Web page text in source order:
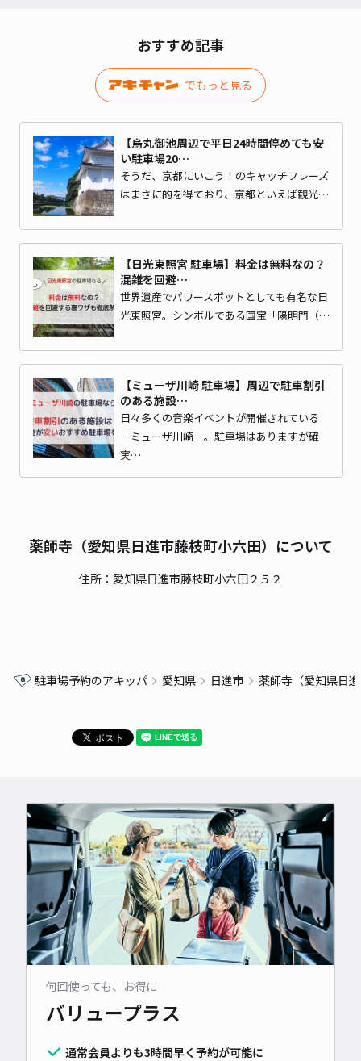
おすすめ記事
でもっと見る
【烏丸御池周辺で平日24時間停めても安
い駐車場20…
そうだ、京都にいこう！のキャッチフレーズ
はまさに的を得ており、京都といえば観光…
【日光東照宮 駐車場】料金は無料なの？
混雑を回避…
世界遺産でパワースポットとしても有名な日
光東照宮。シンボルである国宝「陽明門（…
【ミューザ川崎 駐車場】周辺で駐車割引
のある施設…
日々多くの音楽イベントが開催されている
「ミューザ川崎」。駐車場はありますが確
実…
薬師寺（愛知県日進市藤枝町小六田）について
住所：愛知県日進市藤枝町小六田２５２
駐車場予約のアキッパ 愛知県 日進市 薬師寺（愛知県日
何回使っても、お得に
バリュープラス
通常会員よりも3時間早く予約が可能に